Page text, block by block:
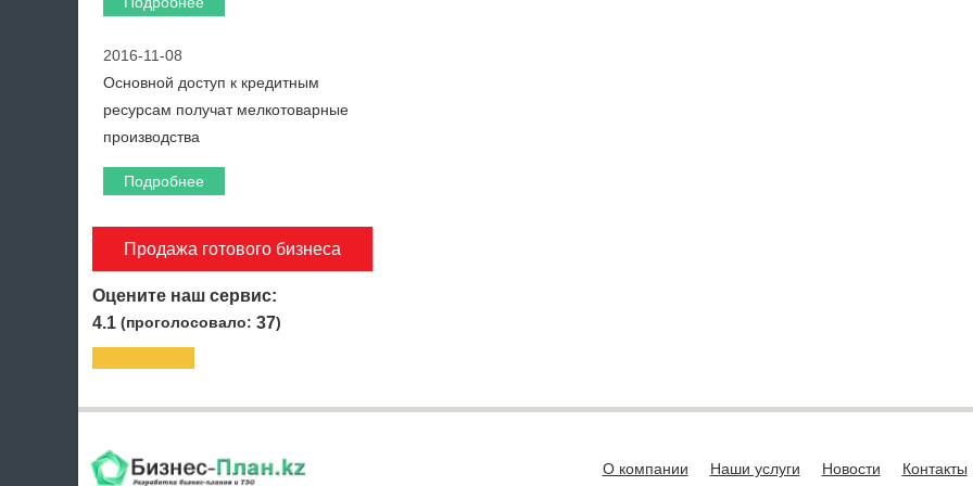
2016-11-08
Основной доступ к кредитным
ресурсам получат мелкотоварные
производства
Подробнее
Продажа готового бизнеса
Оцените наш сервис:
4.1 (проголосовало: 37)
О компании Наши услуги Новости Контакты